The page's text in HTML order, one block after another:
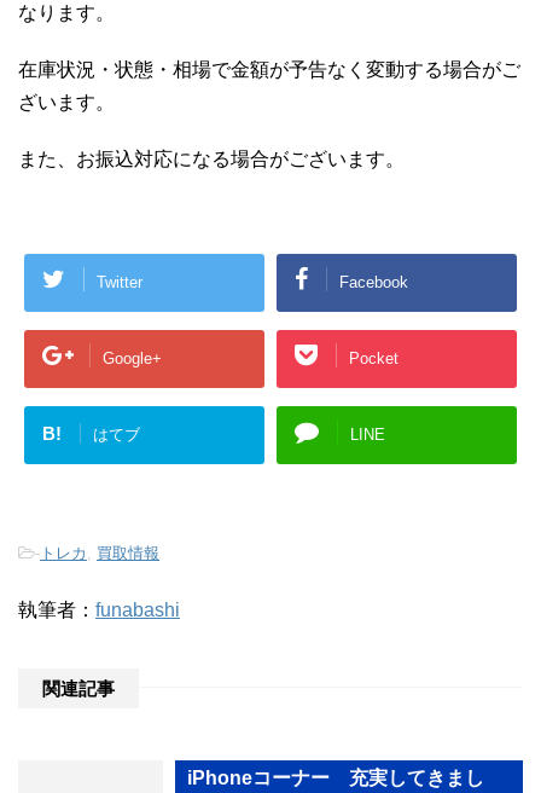
なります。
在庫状況・状態・相場で金額が予告なく変動する場合がご
ざいます。
また、お振込対応になる場合がございます。
Twitter Facebook
Google+ Pocket
B! はてブ LINE
- トレカ 買取情報
執筆者： funabashi
関連記事
iPhoneコーナー 充実してきまし